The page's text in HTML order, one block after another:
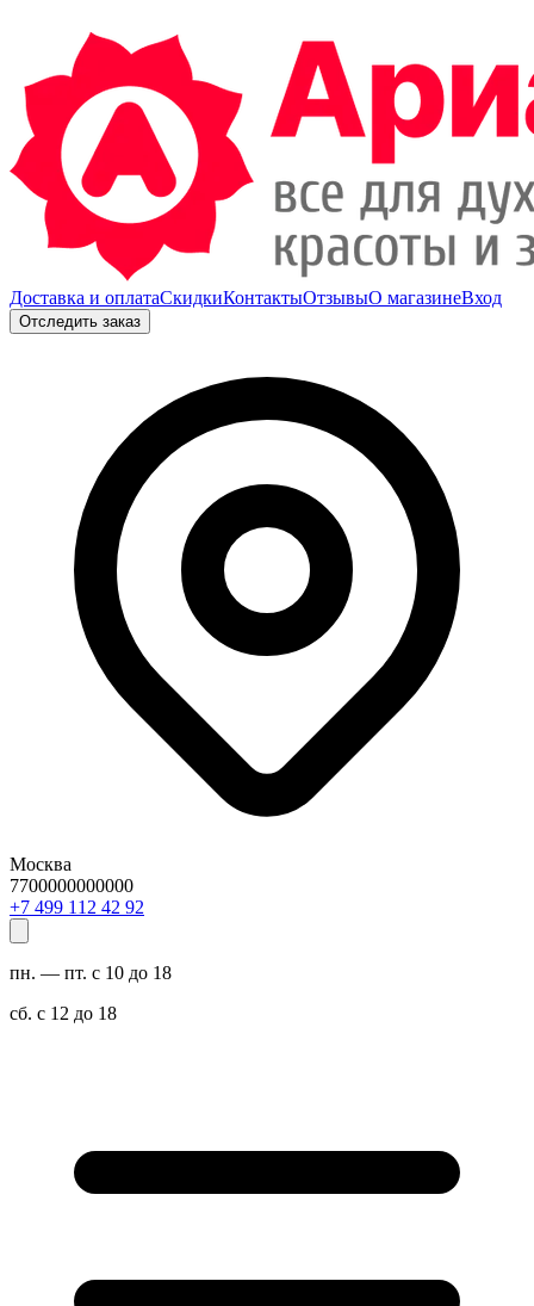
Доставка и оплатаСкидкиКонтактыОтзывыО магазинеВход
Отследить заказ
Москва
7700000000000
29 24 211 994 7+
пн. — пт. с 10 до 18
сб. с 12 до 18